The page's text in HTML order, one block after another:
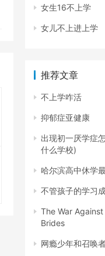
女生16不上学
女儿不上进上学
推荐文章
不上学咋活
抑郁症亚健康
出现初一厌学症
什么学校)
哈尔滨高中休学
不管孩子的学习
The War
Brides
网瘾少年和召唤